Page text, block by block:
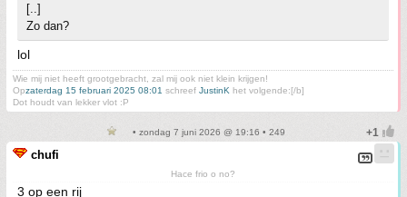
[..]
Zo dan?
lol
Wie mij niet heeft grootgebracht, zal mij ook niet klein krijgen!
Opzaterdag 15 februari 2025 08:01 schreef JustinK het volgende:[/b]
Dot houdt van lekker vlot :P
• zondag 7 juni 2026 @ 19:16 • 249
chufi
Hace frio o no?
3 op een rij